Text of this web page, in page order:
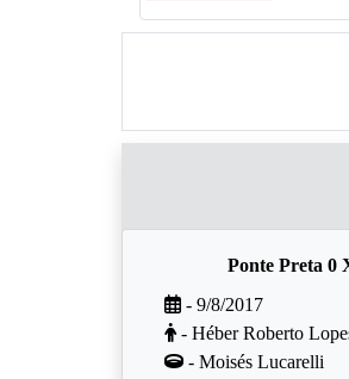
Ponte Preta 0
- 9/8/2017
- Héber Roberto
- Moisés Lucarelli